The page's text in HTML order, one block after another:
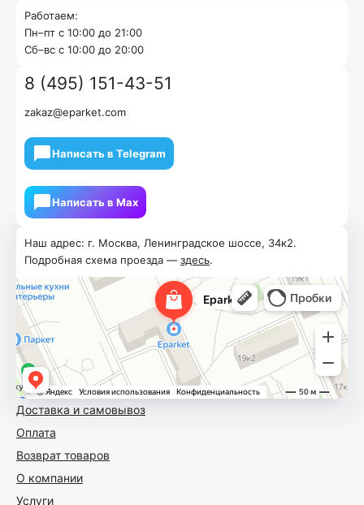
Доставка и самовывоз
Оплата
Возврат товаров
О компании
Услуги
Наш адрес: г. Москва, Ленинградское шоссе, 34к2.
Подробная схема проезда — здесь.
Работаем:
Пн–пт с 10:00 до 21:00
Cб–вс с 10:00 до 20:00
8 (495) 151-43-51
zakaz@eparket.com
Написать в Telegram
Написать в Мах